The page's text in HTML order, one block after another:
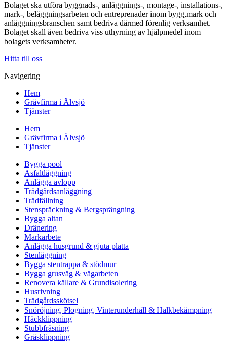
Bolaget ska utföra byggnads-, anläggnings-, montage-, installations-,
mark-, beläggningsarbeten och entreprenader inom bygg,mark och
anläggningsbranschen samt bedriva därmed förenlig verksamhet.
Bolaget skall även bedriva viss uthyrning av hjälpmedel inom
bolagets verksamheter.
Hitta till oss
Navigering
Hem
Grävfirma i Älvsjö
Tjänster
Hem
Grävfirma i Älvsjö
Tjänster
Bygga pool
Asfaltläggning
Anlägga avlopp
Trädgårdsanläggning
Trädfällning
Stenspräckning & Bergsprängning
Bygga altan
Dränering
Markarbete
Anlägga husgrund & gjuta platta
Stenläggning
Bygga stentrappa & stödmur
Bygga grusväg & vägarbeten
Renovera källare & Grundisolering
Husrivning
Trädgårdsskötsel
Snöröjning, Plogning, Vinterunderhåll & Halkbekämpning
Häckklippning
Stubbfräsning
Gräsklippning